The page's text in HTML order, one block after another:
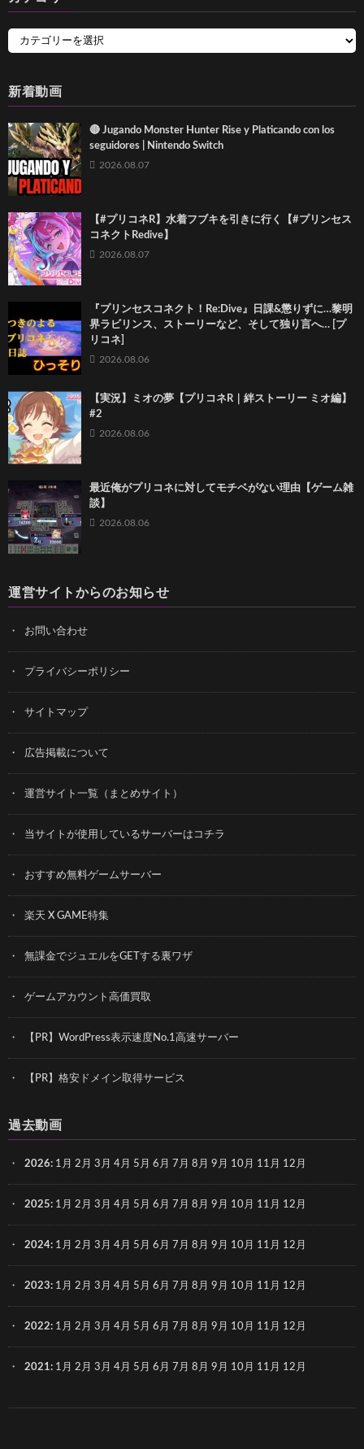
新着動画
🔴 Jugando Monster Hunter Rise y Platicando con los
seguidores | Nintendo Switch
2026.08.07
【#プリコネR】水着フブキを引きに行く【#プリンセス
コネクトRedive】
2026.08.07
『プリンセスコネクト！Re:Dive』日課&懲りずに…黎明
界ラビリンス、ストーリーなど、そして独り言へ… [プ
リコネ]
2026.08.06
【実況】ミオの夢【プリコネR｜絆ストーリー ミオ編】
#2
2026.08.06
最近俺がプリコネに対してモチベがない理由【ゲーム雑
談】
2026.08.06
運営サイトからのお知らせ
お問い合わせ
プライバシーポリシー
サイトマップ
広告掲載について
運営サイト一覧（まとめサイト）
当サイトが使用しているサーバーはコチラ
おすすめ無料ゲームサーバー
楽天 X GAME特集
無課金でジュエルをGETする裏ワザ
ゲームアカウント高価買取
【PR】WordPress表示速度No.1高速サーバー
【PR】格安ドメイン取得サービス
過去動画
2026: 1月 2月 3月 4月 5月 6月 7月 8月 9月 10月 11月 12月
2025: 1月 2月 3月 4月 5月 6月 7月 8月 9月 10月 11月 12月
2024: 1月 2月 3月 4月 5月 6月 7月 8月 9月 10月 11月 12月
2023: 1月 2月 3月 4月 5月 6月 7月 8月 9月 10月 11月 12月
2022: 1月 2月 3月 4月 5月 6月 7月 8月 9月 10月 11月 12月
2021: 1月 2月 3月 4月 5月 6月 7月 8月 9月 10月 11月 12月